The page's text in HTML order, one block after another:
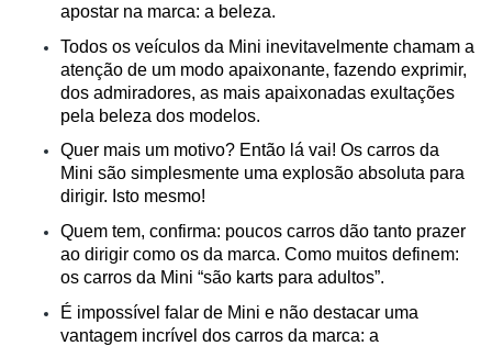
apostar na marca: a beleza.
Todos os veículos da Mini inevitavelmente chamam a
atenção de um modo apaixonante, fazendo exprimir,
dos admiradores, as mais apaixonadas exultações
pela beleza dos modelos.
Quer mais um motivo? Então lá vai! Os carros da
Mini são simplesmente uma explosão absoluta para
dirigir. Isto mesmo!
Quem tem, confirma: poucos carros dão tanto prazer
ao dirigir como os da marca. Como muitos definem:
os carros da Mini “são karts para adultos”.
É impossível falar de Mini e não destacar uma
vantagem incrível dos carros da marca: a